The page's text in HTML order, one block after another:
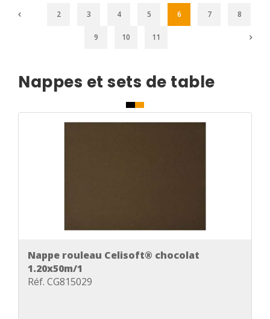
2 3 4 5 6 7 8
9 10 11
Nappes et sets de table
Nappe rouleau Celisoft® chocolat
1.20x50m/1
Réf. CG815029